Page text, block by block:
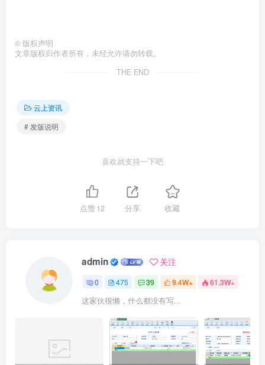
© 版权声明
文章版权归作者所有，未经允许请勿转载。
THE END
云上资讯
# 发版说明
喜欢就支持一下吧
点赞12 分享 收藏
admin 关注
0 475 39 9.4W+ 61.3W+
这家伙很懒，什么都没有写...